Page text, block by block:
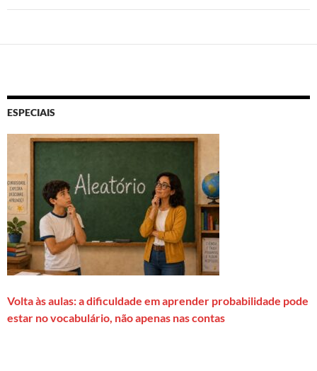
ESPECIAIS
Volta às aulas: a dificuldade em aprender probabilidade pode
estar no vocabulário, não apenas nas contas